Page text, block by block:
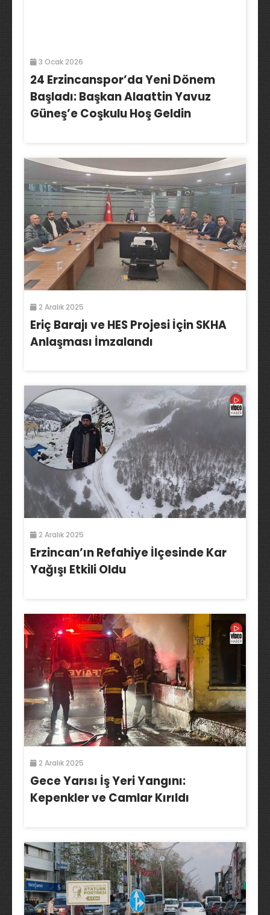
3 Ocak 2026
24 Erzincanspor’da Yeni Dönem
Başladı: Başkan Alaattin Yavuz
Güneş’e Coşkulu Hoş Geldin
2 Aralık 2025
Eriç Barajı ve HES Projesi İçin SKHA
Anlaşması İmzalandı
2 Aralık 2025
Erzincan’ın Refahiye İlçesinde Kar
Yağışı Etkili Oldu
2 Aralık 2025
Gece Yarısı İş Yeri Yangını:
Kepenkler ve Camlar Kırıldı